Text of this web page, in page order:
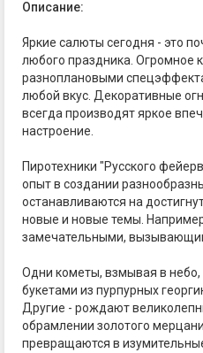
Описание:
Яркие салюты сегодня - это
любого праздника. Огромное
разноплановыми
любой вкус. Декоративные
всегда производят яркое
настроение.
Пиротехники "Русского
опыт в создании
останавливаются на
новые и новые темы.
замечательными,
Одни кометы, взмывая в
букетами из пурпурных
Другие - рождают
обрамлении золотого
превращаются в